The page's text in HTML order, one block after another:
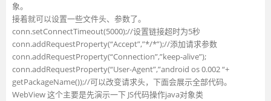
象。
接着就可以设置一些文件头、参数了。
conn.setConnectTimeout(5000);//设置链接超时为5秒
conn.addRequestProperty(“Accept”,”*/*”);//添加请求参数
conn.addRequestProperty(“Connection”,”keep-alive”);
conn.addRequestProperty(“User-Agent”,”android os 0.002 “+
getPackageName());//可以改变请求头，下面会展示全部代码。
WebView 这个主要是先演示一下 JS代码操作java对象类